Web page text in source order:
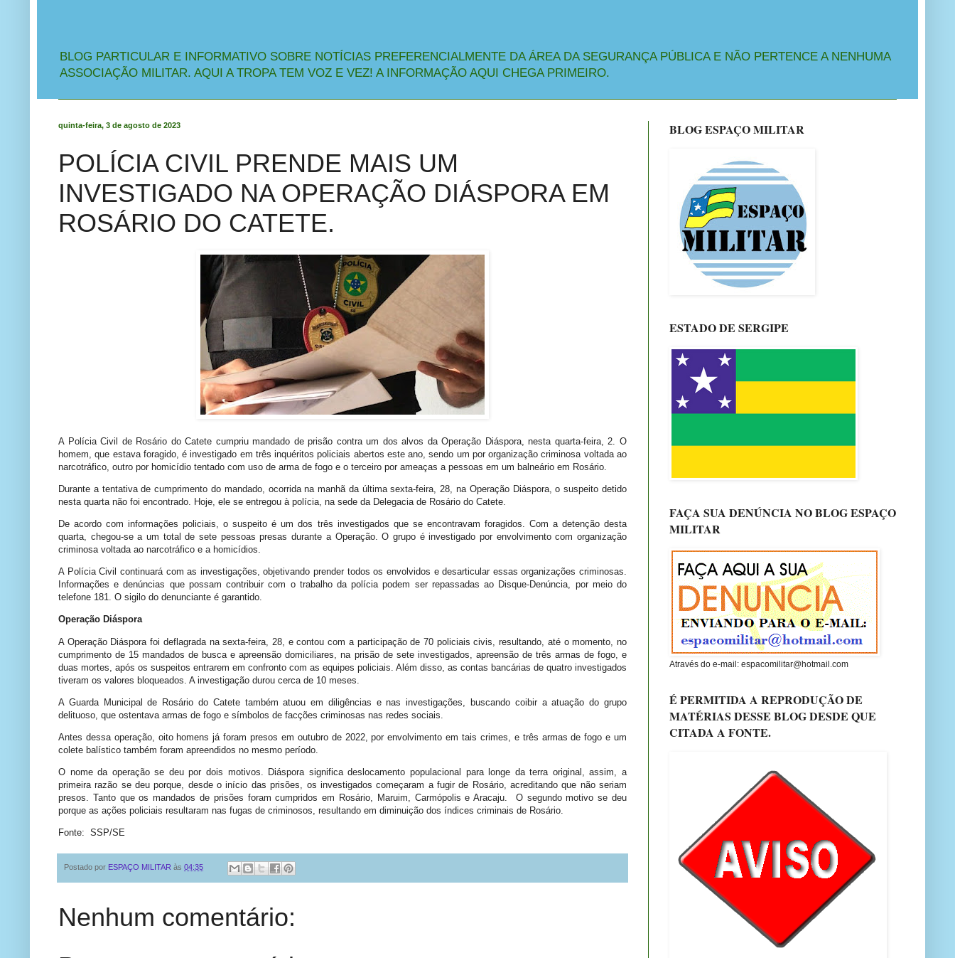
BLOG PARTICULAR E INFORMATIVO SOBRE NOTÍCIAS PREFERENCIALMENTE DA ÁREA DA SEGURANÇA PÚBLICA E NÃO PERTENCE A NENHUMA
ASSOCIAÇÃO MILITAR. AQUI A TROPA TEM VOZ E VEZ! A INFORMAÇÃO AQUI CHEGA PRIMEIRO.
quinta-feira, 3 de agosto de 2023
POLÍCIA CIVIL PRENDE MAIS UM
INVESTIGADO NA OPERAÇÃO DIÁSPORA EM
ROSÁRIO DO CATETE.
A Polícia Civil de Rosário do Catete cumpriu mandado de prisão contra um dos alvos da Operação Diáspora, nesta quarta-feira, 2. O
homem, que estava foragido, é investigado em três inquéritos policiais abertos este ano, sendo um por organização criminosa voltada ao
narcotráfico, outro por homicídio tentado com uso de arma de fogo e o terceiro por ameaças a pessoas em um balneário em Rosário.
Durante a tentativa de cumprimento do mandado, ocorrida na manhã da última sexta-feira, 28, na Operação Diáspora, o suspeito detido
nesta quarta não foi encontrado. Hoje, ele se entregou à polícia, na sede da Delegacia de Rosário do Catete.
De acordo com informações policiais, o suspeito é um dos três investigados que se encontravam foragidos. Com a detenção desta
quarta, chegou-se a um total de sete pessoas presas durante a Operação. O grupo é investigado por envolvimento com organização
criminosa voltada ao narcotráfico e a homicídios.
A Polícia Civil continuará com as investigações, objetivando prender todos os envolvidos e desarticular essas organizações criminosas.
Informações e denúncias que possam contribuir com o trabalho da polícia podem ser repassadas ao Disque-Denúncia, por meio do
telefone 181. O sigilo do denunciante é garantido.
Operação Diáspora
A Operação Diáspora foi deflagrada na sexta-feira, 28, e contou com a participação de 70 policiais civis, resultando, até o momento, no
cumprimento de 15 mandados de busca e apreensão domiciliares, na prisão de sete investigados, apreensão de três armas de fogo, e
duas mortes, após os suspeitos entrarem em confronto com as equipes policiais. Além disso, as contas bancárias de quatro investigados
tiveram os valores bloqueados. A investigação durou cerca de 10 meses.
A Guarda Municipal de Rosário do Catete também atuou em diligências e nas investigações, buscando coibir a atuação do grupo
delituoso, que ostentava armas de fogo e símbolos de facções criminosas nas redes sociais.
Antes dessa operação, oito homens já foram presos em outubro de 2022, por envolvimento em tais crimes, e três armas de fogo e um
colete balístico também foram apreendidos no mesmo período.
O nome da operação se deu por dois motivos. Diáspora significa deslocamento populacional para longe da terra original, assim, a
primeira razão se deu porque, desde o início das prisões, os investigados começaram a fugir de Rosário, acreditando que não seriam
presos. Tanto que os mandados de prisões foram cumpridos em Rosário, Maruim, Carmópolis e Aracaju. O segundo motivo se deu
porque as ações policiais resultaram nas fugas de criminosos, resultando em diminuição dos índices criminais de Rosário.
Fonte: SSP/SE
Postado por ESPAÇO MILITAR às 04:35
Nenhum comentário:
BLOG ESPAÇO MILITAR
ESTADO DE SERGIPE
FAÇA SUA DENÚNCIA NO BLOG ESPAÇO
MILITAR
Através do e-mail: espacomilitar@hotmail.com
É PERMITIDA A REPRODUÇÃO DE
MATÉRIAS DESSE BLOG DESDE QUE
CITADA A FONTE.